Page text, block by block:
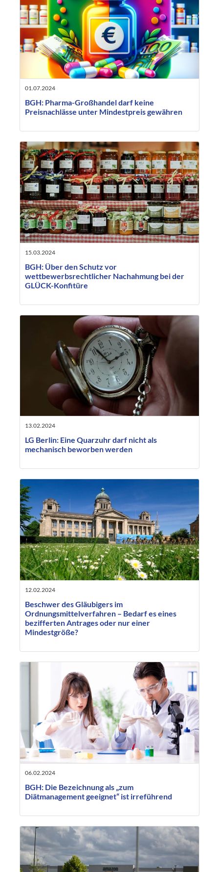
01.07.2024
BGH: Pharma-Großhandel darf keine
Preisnachlässe unter Mindestpreis gewähren
15.03.2024
BGH: Über den Schutz vor
wettbewerbsrechtlicher Nachahmung bei der
GLÜCK-Konfitüre
13.02.2024
LG Berlin: Eine Quarzuhr darf nicht als
mechanisch beworben werden
12.02.2024
Beschwer des Gläubigers im
Ordnungsmittelverfahren – Bedarf es eines
bezifferten Antrages oder nur einer
Mindestgröße?
06.02.2024
BGH: Die Bezeichnung als „zum
Diätmanagement geeignet“ ist irreführend